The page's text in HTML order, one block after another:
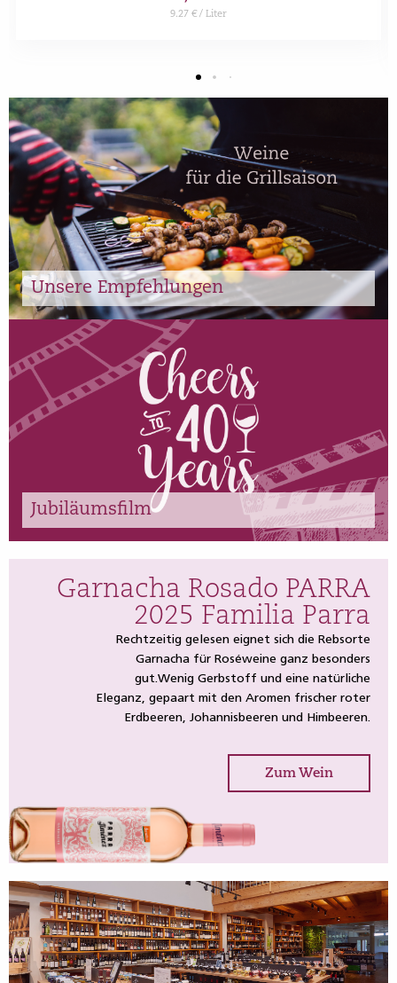
9.27 € / Liter
Unsere Empfehlungen
Jubiläumsfilm
Kommen Sie mit auf eine kleine Zeitreise
in unserem Jubliäumsfilm.
Garnacha Rosado PARRA
2025 Familia Parra
Rechtzeitig gelesen eignet sich die Rebsorte
Garnacha für Roséweine ganz besonders
gut.Wenig Gerbstoff und eine natürliche
Eleganz, gepaart mit den Aromen frischer roter
Erdbeeren, Johannisbeeren und Himbeeren.
Zum Wein
Mittwoch – Freitag 14:00 – 18:00 Uhr
Samstag 10:00 – 14:00 Uhr
An Feiertagen geschlossen.